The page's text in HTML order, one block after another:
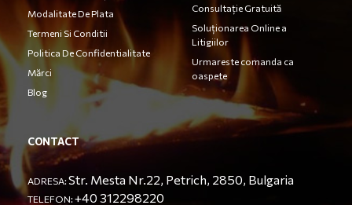
Modalitate De Plata
Termeni Si Conditii
Politica De Confidentialitate
Mărci
Blog
Consultație Gratuită
Soluționarea Online a
Litigiilor
Urmareste comanda ca
oaspete
CONTACT
ADRESA:Str. Mesta Nr.22, Petrich, 2850, Bulgaria
TELEFON:+40 312298220